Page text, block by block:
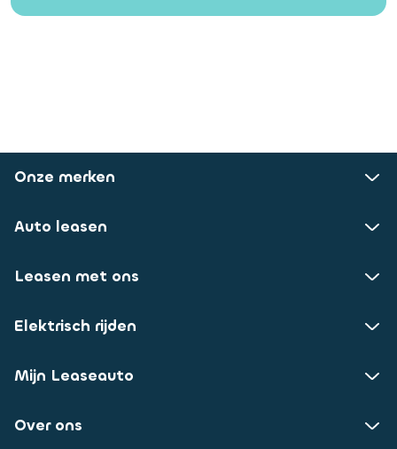
Onze merken
Auto leasen
Leasen met ons
Elektrisch rijden
Mijn Leaseauto
Over ons